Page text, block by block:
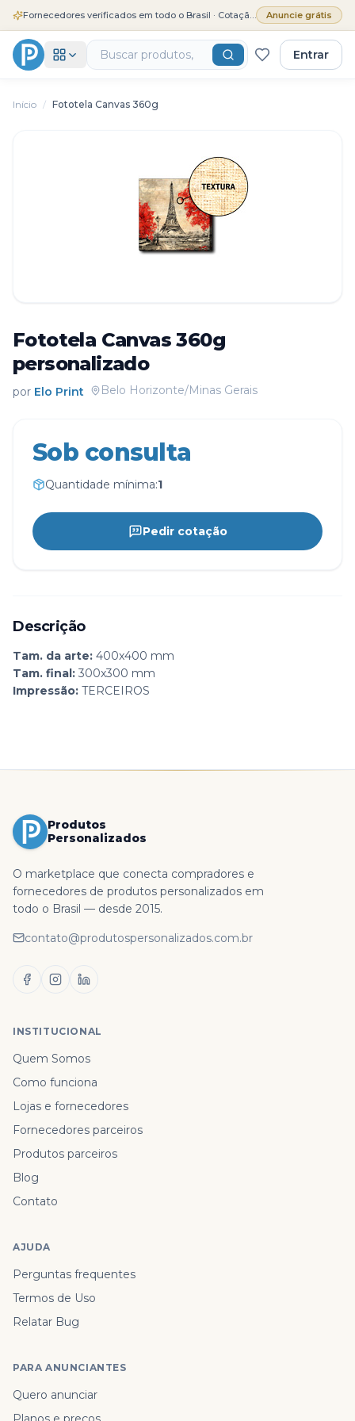
Fornecedores verificados em todo o Brasil · Cotação grátis Anuncie grátis
Entrar
Início / Fototela Canvas 360g
Fototela Canvas 360g
personalizado
por Elo Print Belo Horizonte/Minas Gerais
Sob consulta
Quantidade mínima:1
Pedir cotação
Descrição
Tam. da arte: 400x400 mm
Tam. final: 300x300 mm
Impressão: TERCEIROS
Produtos
Personalizados
O marketplace que conecta compradores e
fornecedores de produtos personalizados em
todo o Brasil — desde 2015.
contato@produtospersonalizados.com.br
INSTITUCIONAL
Quem Somos
Como funciona
Lojas e fornecedores
Fornecedores parceiros
Produtos parceiros
Blog
Contato
AJUDA
Perguntas frequentes
Termos de Uso
Relatar Bug
PARA ANUNCIANTES
Quero anunciar